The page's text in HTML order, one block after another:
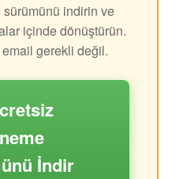
indirin ve
içinde dönüştürün.
email gerekli değil.
İndir